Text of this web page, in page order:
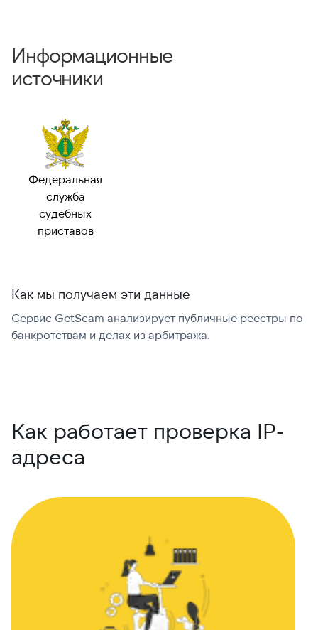
Информационные
источники
Федеральная
служба
судебных
приставов
Как мы получаем эти данные
Сервис GetScam анализирует публичные реестры по
банкротствам и делах из арбитража.
Как работает проверка IP-
адреса